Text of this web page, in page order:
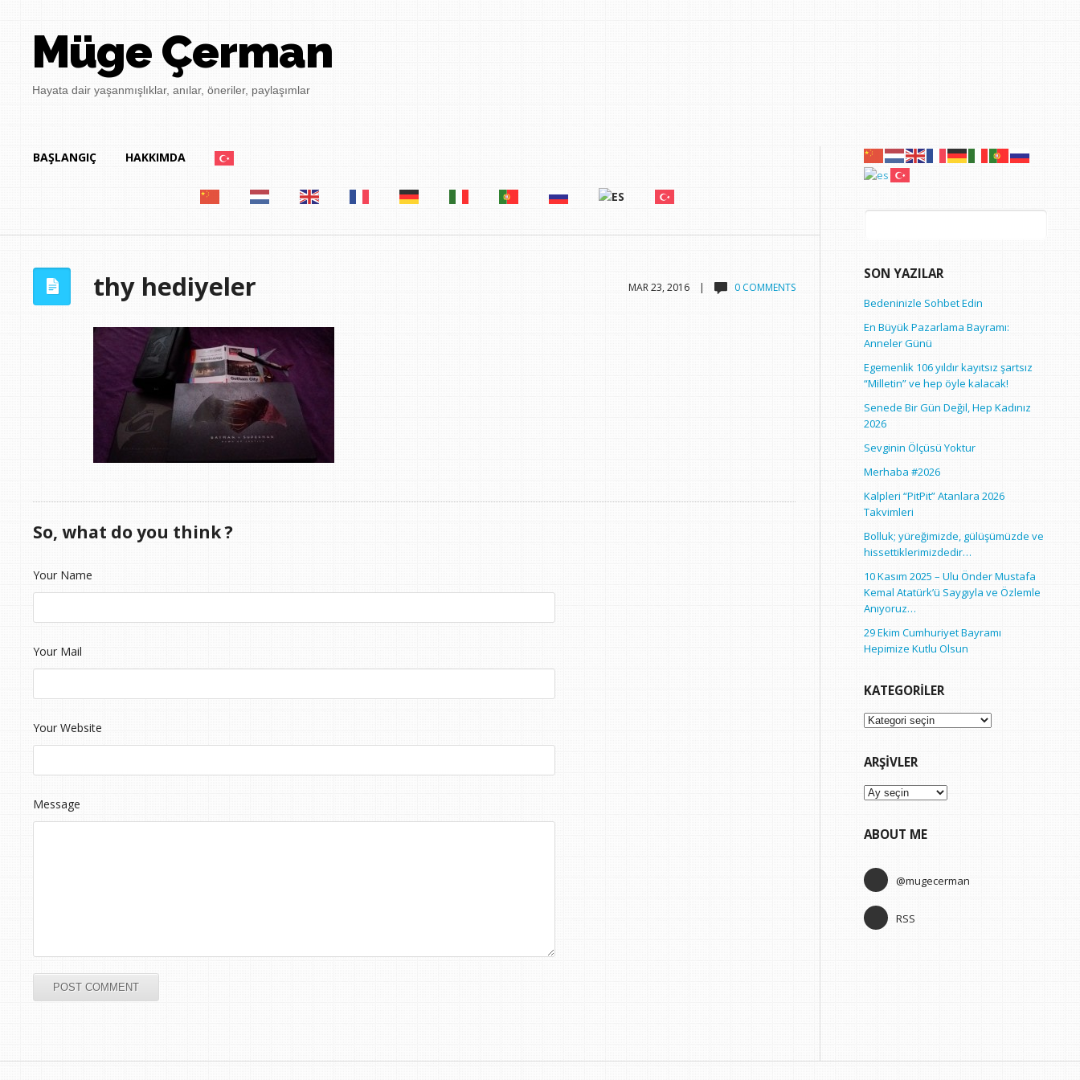
Müge Çerman
Hayata dair yaşanmışlıklar, anılar, öneriler, paylaşımlar
BAŞLANGIÇ HAKKIMDA
MAR 23, 2016 | 0 COMMENTS
thy hediyeler
So, what do you think ?
Your Name
Your Mail
Your Website
Message
Arama:
SON YAZILAR
Bedeninizle Sohbet Edin
En Büyük Pazarlama Bayramı:
Anneler Günü
Egemenlik 106 yıldır kayıtsız şartsız
“Milletin” ve hep öyle kalacak!
Senede Bir Gün Değil, Hep Kadınız
2026
Sevginin Ölçüsü Yoktur
Merhaba #2026
Kalpleri “PitPit” Atanlara 2026
Takvimleri
Bolluk; yüreğimizde, gülüşümüzde ve
hissettiklerimizdedir…
10 Kasım 2025 – Ulu Önder Mustafa
Kemal Atatürk’ü Saygıyla ve Özlemle
Anıyoruz…
29 Ekim Cumhuriyet Bayramı
Hepimize Kutlu Olsun
KATEGORILER
Kategoriler
ARŞIVLER
Arşivler
ABOUT ME
@mugecerman
RSS